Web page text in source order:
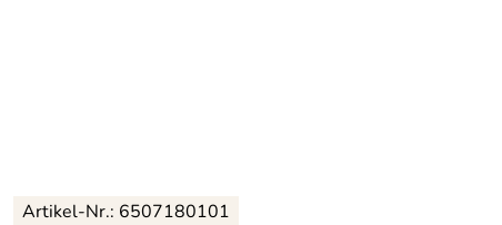
Artikel-Nr.: 6507180101